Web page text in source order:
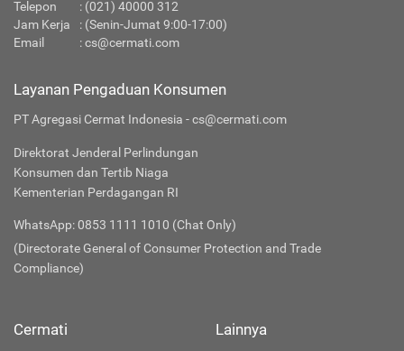
Telepon : (021) 40000 312
Jam Kerja
: (Senin-Jumat 9:00-17:00)
Email
:cs@cermati.com
Layanan Pengaduan Konsumen
PT Agregasi Cermat Indonesia - cs@cermati.com
Direktorat Jenderal Perlindungan
Konsumen dan Tertib Niaga
Kementerian Perdagangan RI
WhatsApp: 0853 1111 1010 (Chat Only)
(Directorate General of Consumer Protection and Trade
Compliance)
Cermati Lainnya